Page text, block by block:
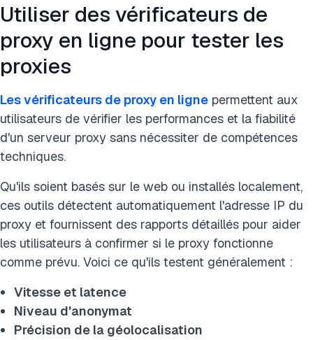
Utiliser des vérificateurs de
proxy en ligne pour tester les
proxies
Les vérificateurs de proxy en ligne permettent aux
utilisateurs de vérifier les performances et la fiabilité
d'un serveur proxy sans nécessiter de compétences
techniques.
Qu'ils soient basés sur le web ou installés localement,
ces outils détectent automatiquement l'adresse IP du
proxy et fournissent des rapports détaillés pour aider
les utilisateurs à confirmer si le proxy fonctionne
comme prévu. Voici ce qu'ils testent généralement :
Vitesse et latence
Niveau d'anonymat
Précision de la géolocalisation